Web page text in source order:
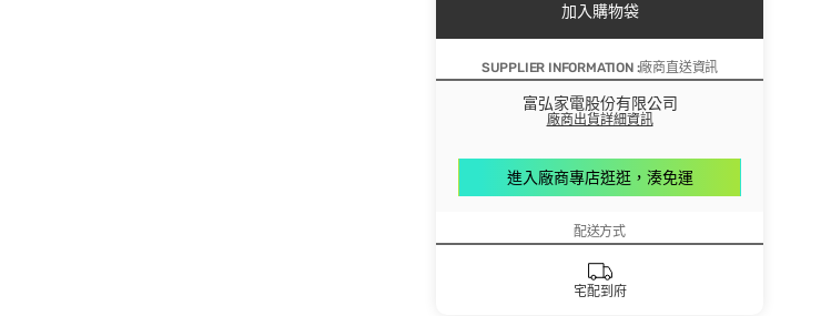
加入購物袋
SUPPLIER INFORMATION :廠商直送資訊
富弘家電股份有限公司
廠商出貨詳細資訊
進入廠商專店逛逛，湊免運
配送方式
宅配到府